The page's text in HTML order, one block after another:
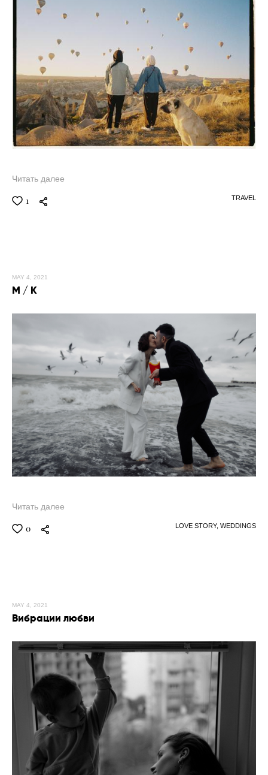
Читать далее
1 TRAVEL
Читать далее
0 LOVE STORY, WEDDINGS
MAY 4, 2021
M / K
MAY 4, 2021
Вибрации любви